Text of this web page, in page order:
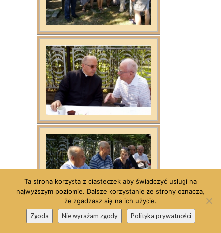
Ta strona korzysta z ciasteczek aby świadczyć usługi na
najwyższym poziomie. Dalsze korzystanie ze strony oznacza,
że zgadzasz się na ich użycie.
Zgoda
Nie wyrażam zgody Polityka prywatności